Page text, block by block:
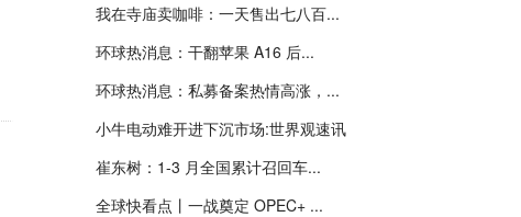
我在寺庙卖咖啡：一天售出七八百...
环球热消息：干翻苹果 A16 后...
环球热消息：私募备案热情高涨，...
小牛电动难开进下沉市场:世界观速讯
崔东树：1-3 月全国累计召回车...
全球快看点丨一战奠定 OPEC+ ...